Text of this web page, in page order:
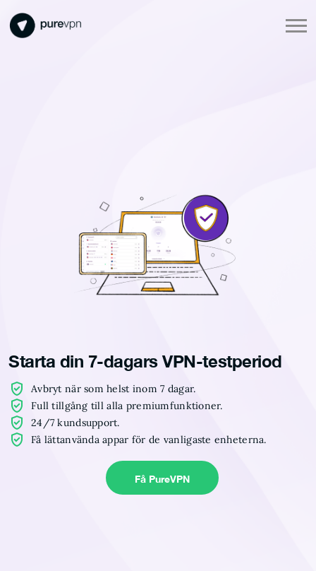
Starta din 7-dagars VPN-testperiod
Avbryt när som helst inom 7 dagar.
Full tillgång till alla premiumfunktioner.
24/7 kundsupport.
Få lättanvända appar för de vanligaste enheterna.
Få PureVPN